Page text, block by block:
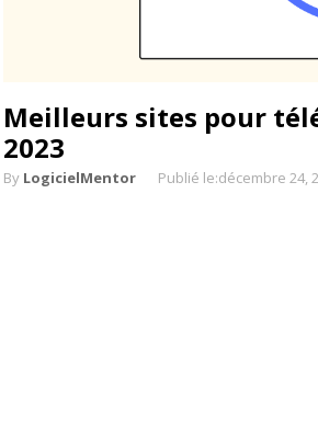
Meilleurs sites pour
2023
By LogicielMentor Publié le:décembre 24,